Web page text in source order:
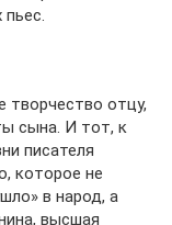
отцу,
сына. И тот, к
писателя
которое не
в народ, а
высшая